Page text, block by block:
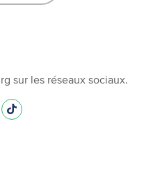
sur les réseaux sociaux.